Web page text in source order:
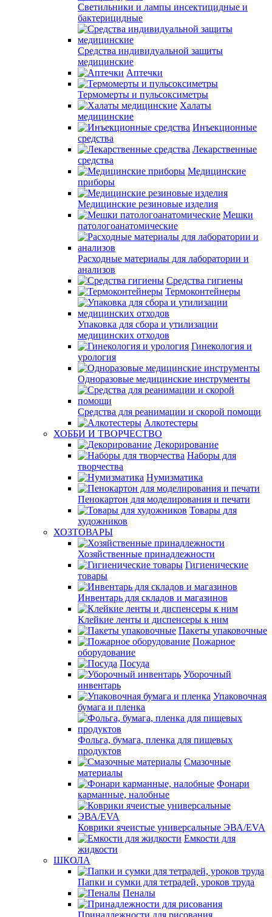
Светильники и лампы инсектицидные и
бактерицидные
Средства индивидуальной защиты
медицинские
Аптечки
Термомерты и пульсоксиметры
Халаты
медицинские
Инъекционные
средства
Лекарственные
средства
Медицинские
приборы
Медицинские резиновые изделия
Мешки
патологоанатомические
Расходные материалы для лаборатории и
анализов
Средства гигиены
Термоконтейнеры
Упаковка для сбора и утилизации
медицинских отходов
Гинекология и
урология
Одноразовые медицинские инструменты
Средства для реанимации и скорой помощи
Алкотестеры
ХОББИ И ТВОРЧЕСТВО
Декорирование
Наборы для
творчества
Нумизматика
Пенокартон для моделирования и печати
Товары для
художников
ХОЗТОВАРЫ
Хозяйственные принадлежности
Гигиенические
товары
Инвентарь для складов и магазинов
Клейкие ленты и диспенсеры к ним
Пакеты упаковочные
Пожарное
оборудование
Посуда
Уборочный
инвентарь
Упаковочная
бумага и пленка
Фольга, бумага, пленка для пищевых
продуктов
Смазочные
материалы
Фонари
карманные, налобные
Коврики ячеистые универсальные ЭВА/EVA
Емкости для
жидкости
ШКОЛА
Папки и сумки для тетрадей, уроков труда
Пеналы
Принадлежности для рисования